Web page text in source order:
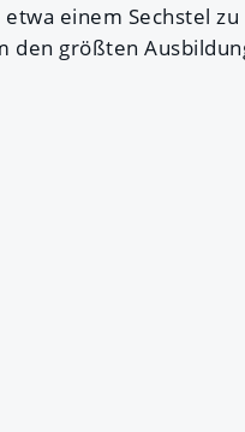
einem Sechstel
den größten